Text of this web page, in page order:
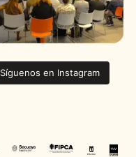
Síguenos en Instagram